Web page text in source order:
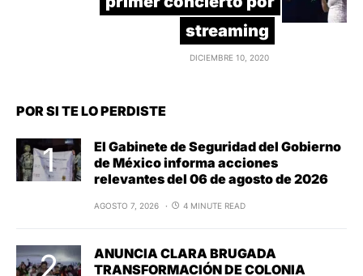
streaming
DICIEMBRE 10, 2020
POR SI TE LO PERDISTE
El Gabinete de Seguridad del Gobierno
de México informa acciones
relevantes del 06 de agosto de 2026
AGOSTO 7, 2026 4 MINUTE READ
ANUNCIA CLARA BRUGADA
TRANSFORMACIÓN DE COLONIA